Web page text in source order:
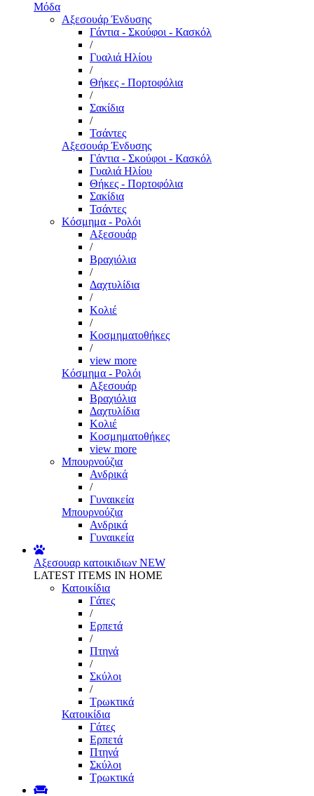
Μόδα
Αξεσουάρ Ένδυσης
Γάντια - Σκούφοι - Κασκόλ
/
Γυαλιά Ηλίου
/
Θήκες - Πορτοφόλια
/
Σακίδια
/
Τσάντες
Αξεσουάρ Ένδυσης
Γάντια - Σκούφοι - Κασκόλ
Γυαλιά Ηλίου
Θήκες - Πορτοφόλια
Σακίδια
Τσάντες
Κόσμημα - Ρολόι
Αξεσουάρ
/
Βραχιόλια
/
Δαχτυλίδια
/
Κολιέ
/
Κοσμηματοθήκες
/
view more
Κόσμημα - Ρολόι
Αξεσουάρ
Βραχιόλια
Δαχτυλίδια
Κολιέ
Κοσμηματοθήκες
view more
Μπουρνούζια
Ανδρικά
/
Γυναικεία
Μπουρνούζια
Ανδρικά
Γυναικεία
Αξεσουαρ κατοικιδιων NEW
LATEST ITEMS IN HOME
Κατοικίδια
Γάτες
/
Ερπετά
/
Πτηνά
/
Σκύλοι
/
Τρωκτικά
Κατοικίδια
Γάτες
Ερπετά
Πτηνά
Σκύλοι
Τρωκτικά